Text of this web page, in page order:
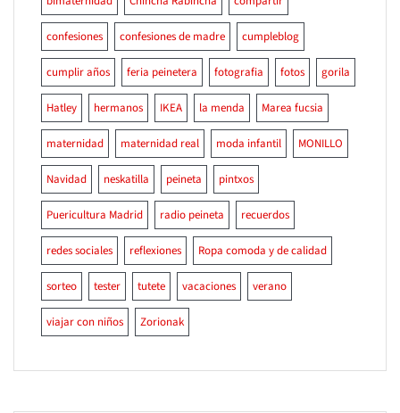
confesiones confesiones de madre cumpleblog
cumplir años feria peinetera fotografia fotos gorila
Hatley hermanos IKEA la menda Marea fucsia
maternidad maternidad real moda infantil MONILLO
Navidad neskatilla peineta pintxos
Puericultura Madrid radio peineta recuerdos
redes sociales reflexiones Ropa comoda y de calidad
sorteo tester tutete vacaciones verano
viajar con niños Zorionak